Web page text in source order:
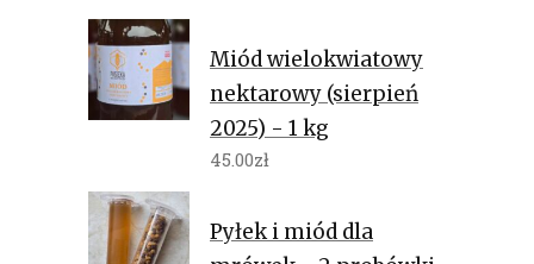
Miód wielokwiatowy
nektarowy (sierpień
2025) - 1 kg
45.00zł
Pyłek i miód dla